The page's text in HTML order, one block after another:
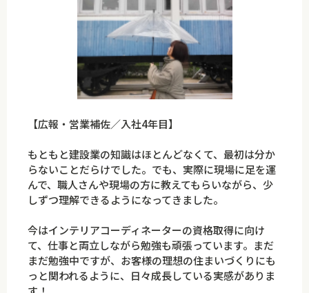
【広報・営業補佐／入社4年目】
もともと建設業の知識はほとんどなくて、最初は分か
らないことだらけでした。でも、実際に現場に足を運
んで、職人さんや現場の方に教えてもらいながら、少
しずつ理解できるようになってきました。
今はインテリアコーディネーターの資格取得に向け
て、仕事と両立しながら勉強も頑張っています。まだ
まだ勉強中ですが、お客様の理想の住まいづくりにも
っと関われるように、日々成長している実感がありま